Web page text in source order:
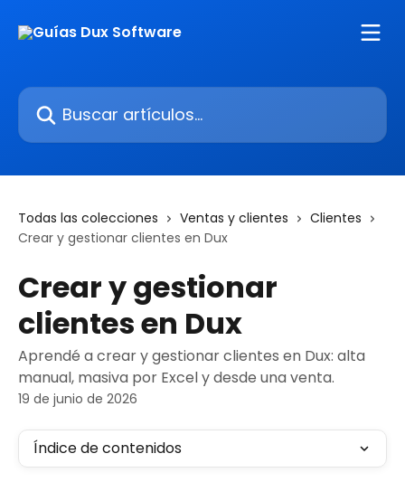
Buscar artículos...
Todas las colecciones Ventas y clientes
Clientes
Crear y gestionar clientes en Dux
Crear y gestionar
clientes en Dux
Aprendé a crear y gestionar clientes en Dux: alta
manual, masiva por Excel y desde una venta.
19 de junio de 2026
Índice de contenidos